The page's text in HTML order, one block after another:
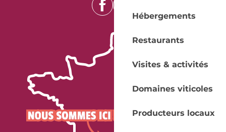
Hébergements
Restaurants
Visites & activités
Domaines viticoles
Producteurs locaux